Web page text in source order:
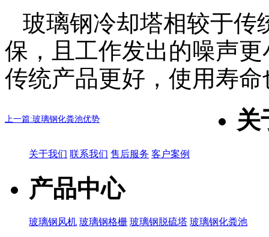
玻璃钢冷却塔相较于传
保，且工作发出的噪声
传统产品更好，使用寿
上一篇:玻璃钢化粪池优势 关
关于我们 联系我们 售后服务 客户案例
产品中心
玻璃钢风机 玻璃钢格栅 玻璃钢脱硫塔 玻璃钢化粪池